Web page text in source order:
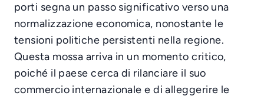
porti segna un passo significativo verso una
normalizzazione economica, nonostante le
tensioni politiche persistenti nella regione.
Questa mossa arriva in un momento critico,
poiché il paese cerca di rilanciare il suo
commercio internazionale e di alleggerire le